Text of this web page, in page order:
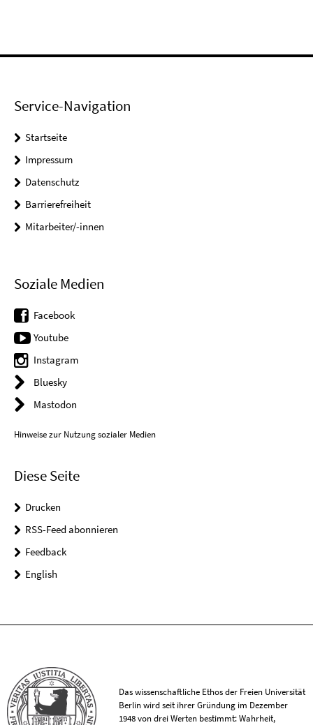
Service-Navigation
Startseite
Impressum
Datenschutz
Barrierefreiheit
Mitarbeiter/-innen
Soziale Medien
Facebook
Youtube
Instagram
Bluesky
Mastodon
Hinweise zur Nutzung sozialer Medien
Diese Seite
Drucken
RSS-Feed abonnieren
Feedback
English
Das wissenschaftliche Ethos der Freien Universität
Berlin wird seit ihrer Gründung im Dezember
1948 von drei Werten bestimmt: Wahrheit,